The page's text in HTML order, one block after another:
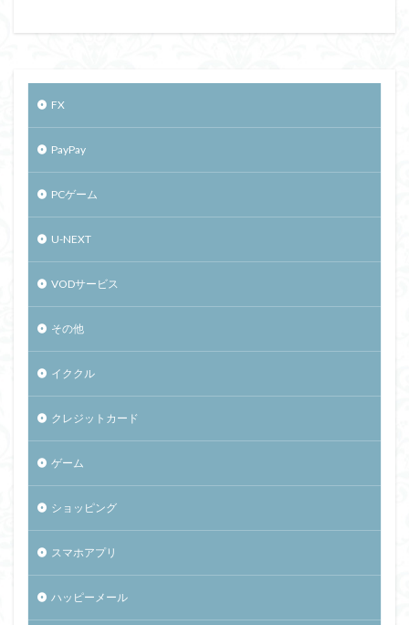
FX
PayPay
PCゲーム
U-NEXT
VODサービス
その他
イククル
クレジットカード
ゲーム
ショッピング
スマホアプリ
ハッピーメール